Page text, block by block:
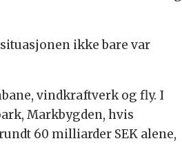
ikke bare var
vindkraftverk og fly. I
Markbygden, hvis
60 milliarder SEK alene,